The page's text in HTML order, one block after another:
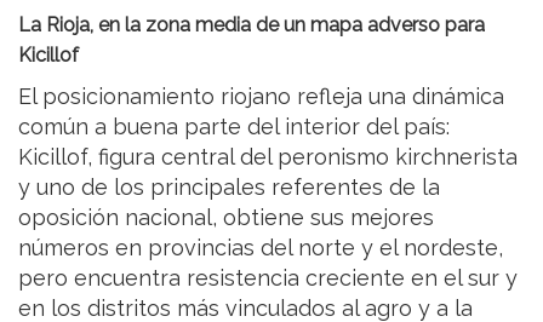
La Rioja, en la zona media de un mapa adverso para
Kicillof
El posicionamiento riojano refleja una dinámica
común a buena parte del interior del país:
Kicillof, figura central del peronismo kirchnerista
y uno de los principales referentes de la
oposición nacional, obtiene sus mejores
números en provincias del norte y el nordeste,
pero encuentra resistencia creciente en el sur y
en los distritos más vinculados al agro y a la